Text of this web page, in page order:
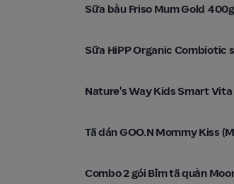
Sữa bầu Friso Mum Gold
Sữa HiPP Organic Combiotic
Nature's Way Kids Smart Vita
Tã dán GOO.N Mommy Kiss
Combo 2 gói Bỉm tã quần